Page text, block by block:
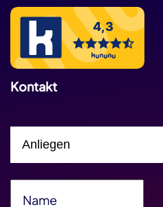
Kontakt